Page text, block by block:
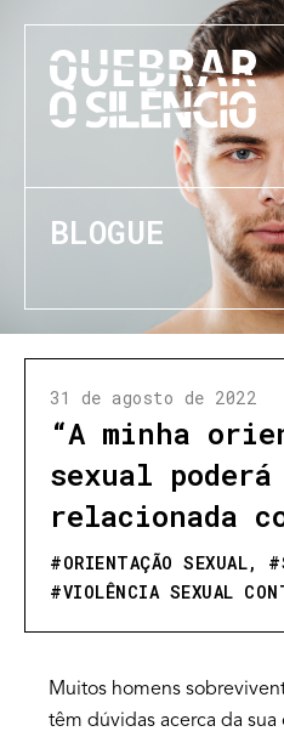
BLOGUE
31 de agosto de 2022
“A minha
sexual
relacionada
#ORIENTAÇÃO SEXUAL, #
#VIOLÊNCIA SEXUAL
Muitos homens
têm dúvidas acerca da sua